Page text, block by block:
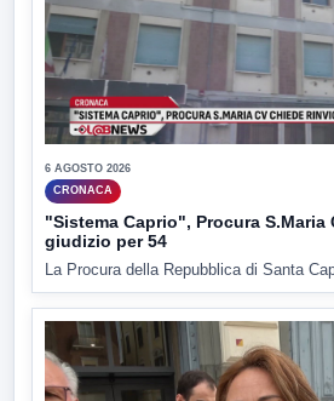
6 AGOSTO 2026
CRONACA
"Sistema Caprio", Procura S.Maria
giudizio per 54
La Procura della Repubblica di Santa